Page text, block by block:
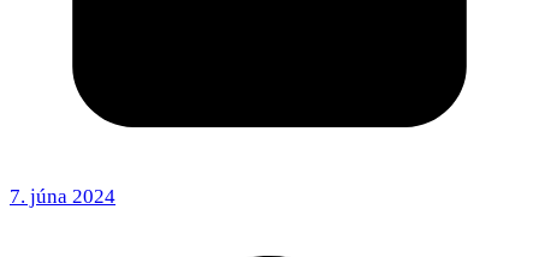
7. júna 2024